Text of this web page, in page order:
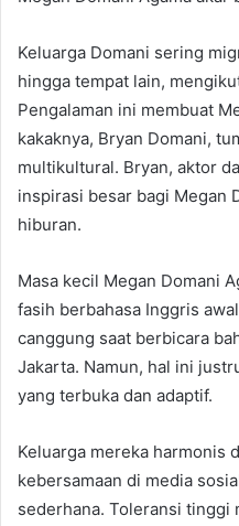
Keluarga Domani sering
hingga tempat lain,
Pengalaman ini membuat
kakaknya, Bryan Domani,
multikultural. Bryan, aktor
inspirasi besar bagi Megan
hiburan.
Masa kecil Megan Domani
fasih berbahasa Inggris
canggung saat berbicara
Jakarta. Namun, hal ini
yang terbuka dan adaptif.
Keluarga mereka harmonis
kebersamaan di media
sederhana. Toleransi tinggi